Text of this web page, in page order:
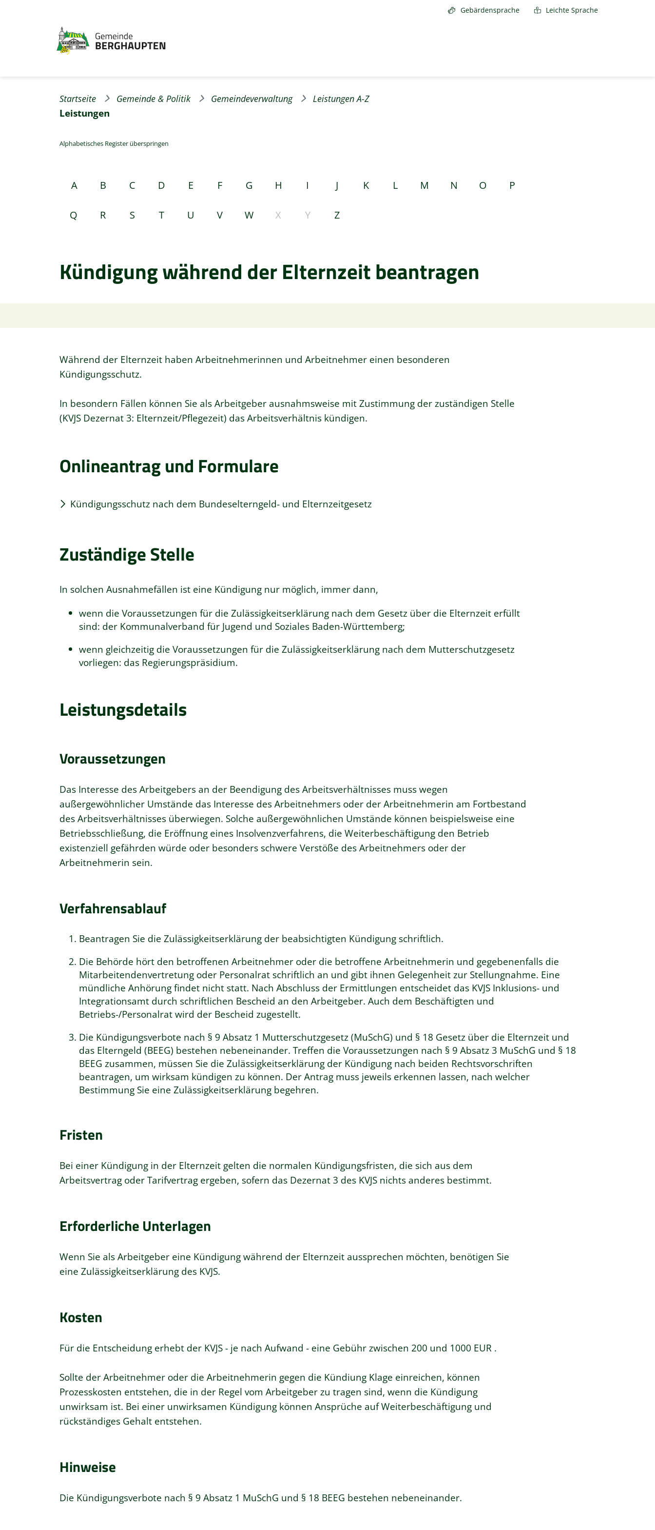
Gebärdensprache Leichte Sprache
Startseite Gemeinde & Politik Gemeindeverwaltung Leistungen A-Z
Leistungen
Alphabetisches Register überspringen
A B C D E F G H I J K L M N O P
Q R S T U V W X Y Z
Kündigung während der Elternzeit beantragen
Während der Elternzeit haben Arbeitnehmerinnen und Arbeitnehmer einen besonderen
Kündigungsschutz.
In besondern Fällen können Sie als Arbeitgeber ausnahmsweise mit Zustimmung der zuständigen Stelle
(KVJS Dezernat 3: Elternzeit/Pflegezeit) das Arbeitsverhältnis kündigen.
Onlineantrag und Formulare
Kündigungsschutz nach dem Bundeselterngeld- und Elternzeitgesetz
Zuständige Stelle
In solchen Ausnahmefällen ist eine Kündigung nur möglich, immer dann,
wenn die Voraussetzungen für die Zulässigkeitserklärung nach dem Gesetz über die Elternzeit erfüllt
sind: der Kommunalverband für Jugend und Soziales Baden-Württemberg;
wenn gleichzeitig die Voraussetzungen für die Zulässigkeitserklärung nach dem Mutterschutzgesetz
vorliegen: das Regierungspräsidium.
Leistungsdetails
Voraussetzungen
Das Interesse des Arbeitgebers an der Beendigung des Arbeitsverhältnisses muss wegen
außergewöhnlicher Umstände das Interesse des Arbeitnehmers oder der Arbeitnehmerin am Fortbestand
des Arbeitsverhältnisses überwiegen. Solche außergewöhnlichen Umstände können beispielsweise eine
Betriebsschließung, die Eröffnung eines Insolvenzverfahrens, die Weiterbeschäftigung den Betrieb
existenziell gefährden würde oder besonders schwere Verstöße des Arbeitnehmers oder der
Arbeitnehmerin sein.
Verfahrensablauf
Beantragen Sie die Zulässigkeitserklärung der beabsichtigten Kündigung schriftlich.
Die Behörde hört den betroffenen Arbeitnehmer oder die betroffene Arbeitnehmerin und gegebenenfalls die
Mitarbeitendenvertretung oder Personalrat schriftlich an und gibt ihnen Gelegenheit zur Stellungnahme. Eine
mündliche Anhörung findet nicht statt. Nach Abschluss der Ermittlungen entscheidet das KVJS Inklusions- und
Integrationsamt durch schriftlichen Bescheid an den Arbeitgeber. Auch dem Beschäftigten und
Betriebs-/Personalrat wird der Bescheid zugestellt.
Die Kündigungsverbote nach § 9 Absatz 1 Mutterschutzgesetz (MuSchG) und § 18 Gesetz über die Elternzeit und
das Elterngeld (BEEG) bestehen nebeneinander. Treffen die Voraussetzungen nach § 9 Absatz 3 MuSchG und § 18
BEEG zusammen, müssen Sie die Zulässigkeitserklärung der Kündigung nach beiden Rechtsvorschriften
beantragen, um wirksam kündigen zu können. Der Antrag muss jeweils erkennen lassen, nach welcher
Bestimmung Sie eine Zulässigkeitserklärung begehren.
Fristen
Bei einer Kündigung in der Elternzeit gelten die normalen Kündigungsfristen, die sich aus dem
Arbeitsvertrag oder Tarifvertrag ergeben, sofern das Dezernat 3 des KVJS nichts anderes bestimmt.
Erforderliche Unterlagen
Wenn Sie als Arbeitgeber eine Kündigung während der Elternzeit aussprechen möchten, benötigen Sie
eine Zulässigkeitserklärung des KVJS.
Kosten
Für die Entscheidung erhebt der KVJS - je nach Aufwand - eine Gebührzwischen 200 und 1000 EUR .
Sollte der Arbeitnehmer oder die Arbeitnehmerin gegen die Kündiung Klage einreichen, können
Prozesskosten entstehen, die in der Regel vom Arbeitgeber zu tragen sind, wenn die Kündigung
unwirksam ist. Bei einer unwirksamen Kündigung können Ansprüche auf Weiterbeschäftigung und
rückständiges Gehalt entstehen.
Hinweise
Die Kündigungsverbote nach § 9 Absatz 1 MuSchG und § 18 BEEG bestehen nebeneinander.